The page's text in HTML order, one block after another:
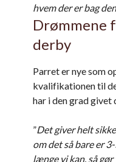
hvem der er bag den
derby
Parret er nye som
kvalifikationen til
har i den grad givet
”Det giver helt
om det så bare er
længe vi kan, så